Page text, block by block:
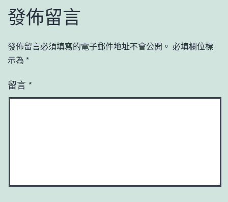
發佈留言
發佈留言必須填寫的電子郵件地址不會公開。 必填欄位標
示為 *
留言 *